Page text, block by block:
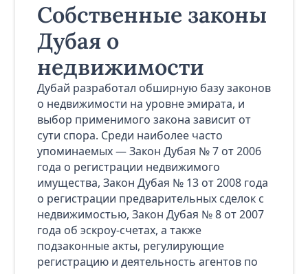
Собственные законы
Дубая о
недвижимости
Дубай разработал обширную базу законов
о недвижимости на уровне эмирата, и
выбор применимого закона зависит от
сути спора. Среди наиболее часто
упоминаемых — Закон Дубая № 7 от 2006
года о регистрации недвижимого
имущества, Закон Дубая № 13 от 2008 года
о регистрации предварительных сделок с
недвижимостью, Закон Дубая № 8 от 2007
года об эскроу-счетах, а также
подзаконные акты, регулирующие
регистрацию и деятельность агентов по